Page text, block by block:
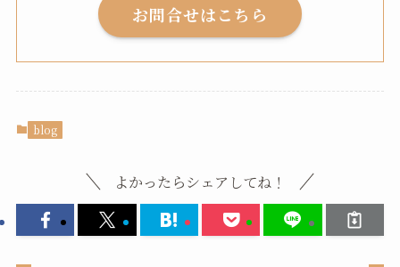
お問合せはこちら
blog
よかったらシェアしてね！